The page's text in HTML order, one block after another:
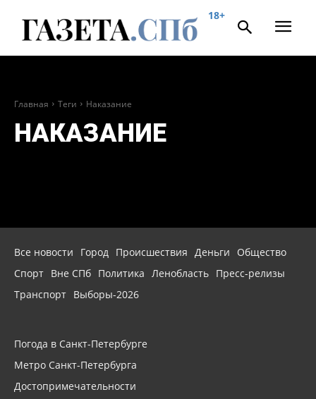
18+
Главная Теги Наказание
НАКАЗАНИЕ
Все новости Город Происшествия Деньги
Общество
Спорт Вне СПб Политика Ленобласть Пресс-релизы
Транспорт Выборы-2026
Погода в Санкт-Петербурге
Метро Санкт-Петербурга
Достопримечательности